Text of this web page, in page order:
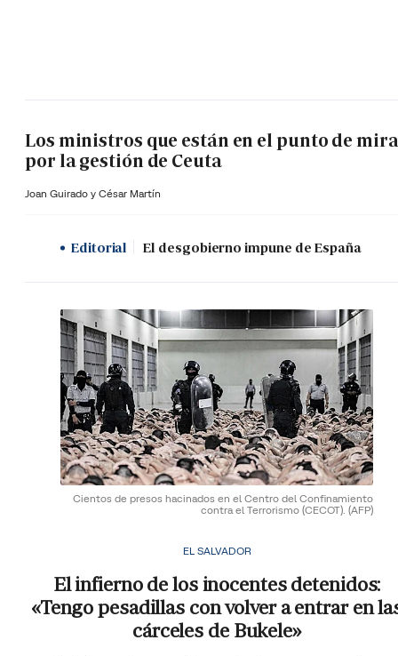
Los ministros que están en el punto de mira
por la gestión de Ceuta
Joan Guirado y César Martín
Editorial El desgobierno impune de España
Cientos de presos hacinados en el Centro del Confinamiento
contra el Terrorismo (CECOT). (AFP)
EL SALVADOR
El infierno de los inocentes detenidos:
«Tengo pesadillas con volver a entrar en
cárceles de Bukele»